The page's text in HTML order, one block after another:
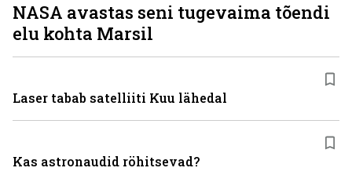
NASA avastas seni tugevaima tõendi
elu kohta Marsil
Laser tabab satelliiti Kuu lähedal
Kas astronaudid röhitsevad?